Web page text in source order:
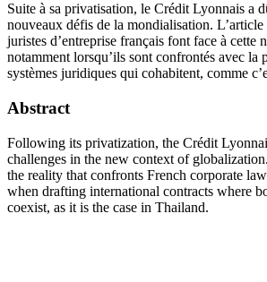
Suite à sa privatisation, le Crédit Lyonnais a
nouveaux défis de la mondialisation. L’article
juristes d’entreprise français font face à cette
notamment lorsqu’ils sont confrontés avec la
systèmes juridiques qui cohabitent, comme
Abstract
Following its privatization, the Crédit
challenges in the new context of
the reality that confronts French corporate
when drafting international contracts where
coexist, as it is the case in Thailand.